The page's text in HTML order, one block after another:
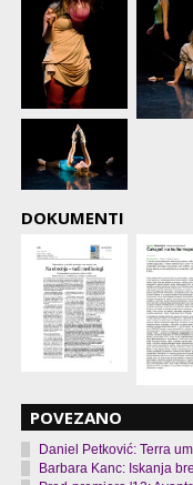
DOKUMENTI
POVEZANO
Daniel Petković: Terra
Barbara Kanc: Iskanja